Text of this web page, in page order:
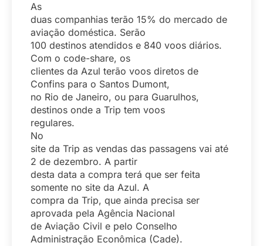
As
duas companhias terão 15% do mercado de
aviação doméstica. Serão
100 destinos atendidos e 840 voos diários.
Com o code-share, os
clientes da Azul terão voos diretos de
Confins para o Santos Dumont,
no Rio de Janeiro, ou para Guarulhos,
destinos onde a Trip tem voos
regulares.
No
site da Trip as vendas das passagens vai até
2 de dezembro. A partir
desta data a compra terá que ser feita
somente no site da Azul. A
compra da Trip, que ainda precisa ser
aprovada pela Agência Nacional
de Aviação Civil e pelo Conselho
Administração Econômica (Cade).